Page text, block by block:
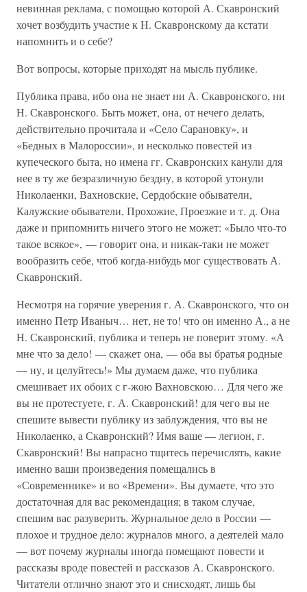
невинная реклама, с помощью которой А. Скавронский
хочет возбудить участие к Н. Скавронскому да кстати
напомнить и о себе?
Вот вопросы, которые приходят на мысль публике.
Публика права, ибо она не знает ни А. Скавронского, ни
Н. Скавронского. Быть может, она, от нечего делать,
действительно прочитала и «Село Сарановку», и
«Бедных в Малороссии», и несколько повестей из
купеческого быта, но имена гг. Скавронских канули для
нее в ту же безразличную бездну, в которой утонули
Николаенки, Вахновские, Сердобские обыватели,
Калужские обыватели, Прохожие, Проезжие и т. д. Она
даже и припомнить ничего этого не может: «Было что-то
такое всякое», — говорит она, и никак-таки не может
вообразить себе, чтоб когда-нибудь мог существовать А.
Скавронский.
Несмотря на горячие уверения г. А. Скавронского, что он
именно Петр Иваныч… нет, не то! что он именно А., а не
Н. Скавронский, публика и теперь не поверит этому. «А
мне что за дело! — скажет она, — оба вы братья родные
— ну, и целуйтесь!» Мы думаем даже, что публика
смешивает их обоих с г-жою Вахновскою… Для чего же
вы не протестуете, г. А. Скавронский! для чего вы не
спешите вывести публику из заблуждения, что вы не
Николаенко, а Скавронский? Имя ваше — легион, г.
Скавронский! Вы напрасно тщитесь перечислять, какие
именно ваши произведения помещались в
«Современнике» и во «Времени». Вы думаете, что это
достаточная для вас рекомендация; в таком случае,
спешим вас разуверить. Журнальное дело в России —
плохое и трудное дело: журналов много, а деятелей мало
— вот почему журналы иногда помещают повести и
рассказы вроде повестей и рассказов А. Скавронского.
Читатели отлично знают это и снисходят, лишь бы